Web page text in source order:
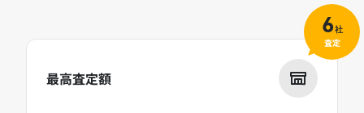
最高査定額
6社
査定